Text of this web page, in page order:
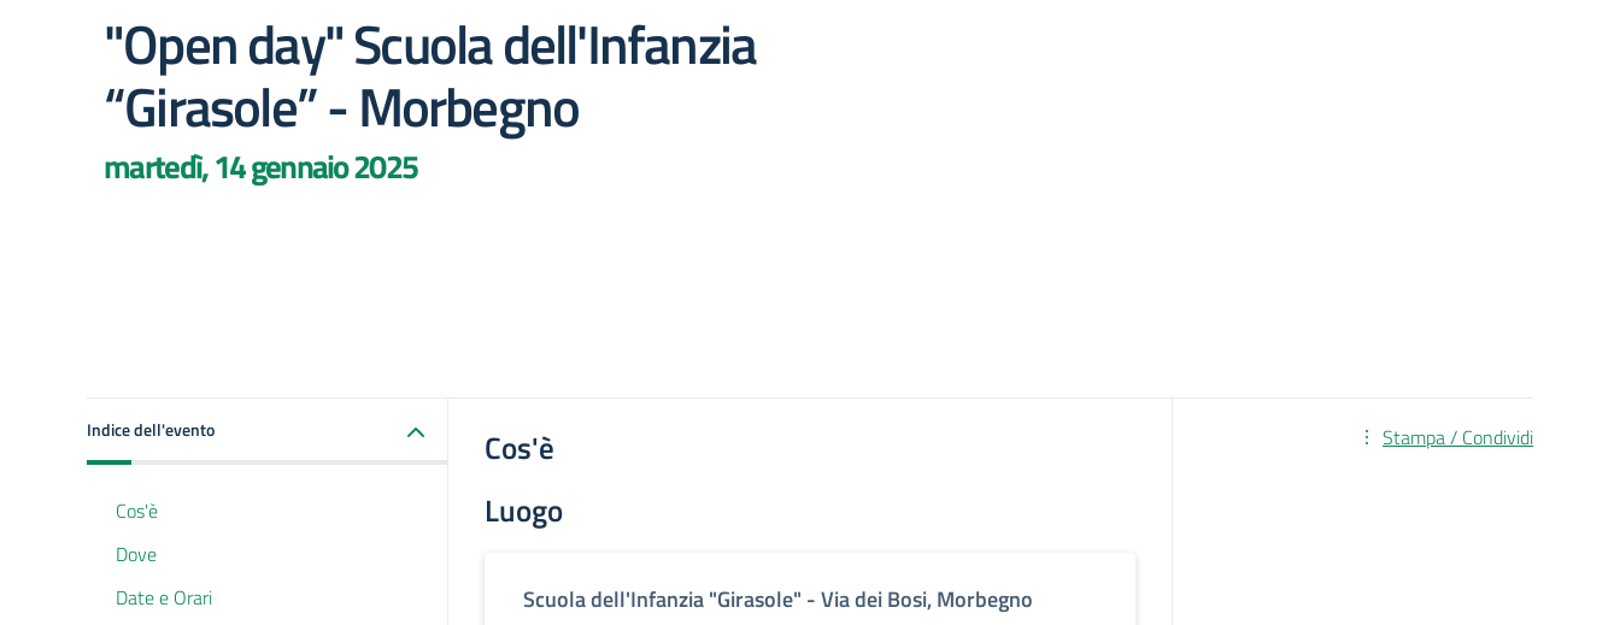
"Open day" Scuola dell'Infanzia
“Girasole” - Morbegno
martedì, 14 gennaio 2025
Indice dell'evento
Cos'è
Dove
Date e Orari
Cos'è
Luogo
Scuola dell'Infanzia "Girasole" - Via dei Bosi, Morbegno
Stampa / Condividi